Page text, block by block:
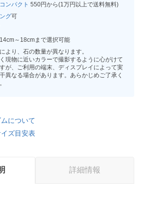
ンパクト 550円から(1万円以上で送料無料)
グ可
～18cmまで選択可能
より、石の数量が異なります。
現物に近いカラーで撮影するように心がけて
が、ご利用の端末、ディスプレイによって実
異なる場合があります。あらかじめご了承く
について
ズ目安表
詳細情報